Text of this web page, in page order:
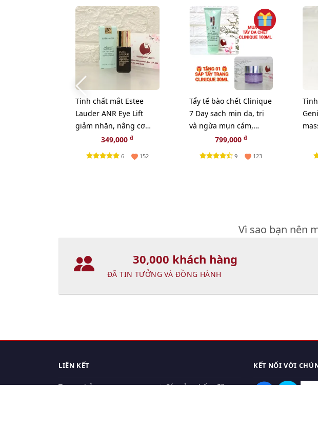
Tinh chất mắt Estee
Lauder ANR Eye Lift
giảm nhăn, nâng cơ
mắt chuyên sâu, 5ml
(New)
349,000đ
6 152
Tẩy tế bào chết Clinique
7 Day sạch mịn da, trị
và ngừa mụn cám,
100ml - TẶNG 1 SÁP TẨY
TRANG CLINIQUE
799,000 đ
9 123
Vì sao bạn nên
30,000 khách hàng
ĐÃ TIN TƯỞNG VÀ ĐỒNG HÀNH
LIÊN KẾT
Trang chủ
Các sản phẩm đã
KẾT NỐI VỚI